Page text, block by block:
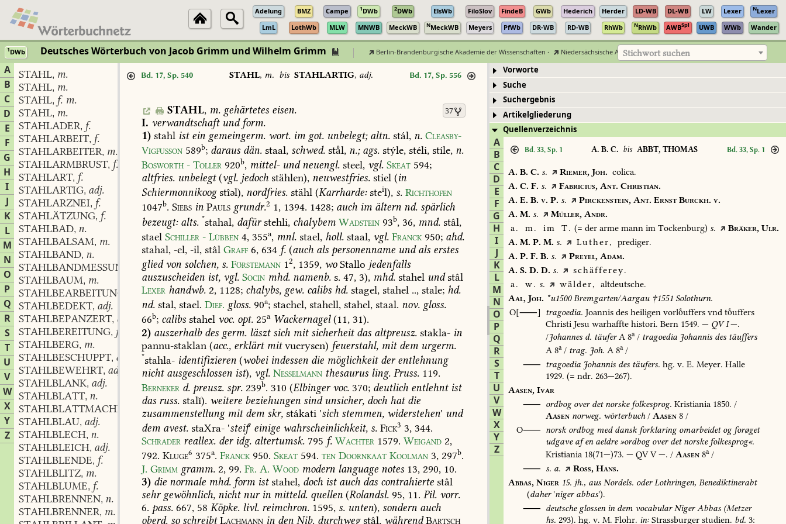
Adelung BMZ Campe 1DWb 2DWb ElsWb FiloSlov FindeB GWb Hederich Herder LD-WB DL-WB LW Lexer NLexer
LmL
LothWb MLW MNWB MeckWB NMeckWB Meyers PfWb DR-WB RD-WB RhWb NRhWb AWBSpl UWB WWb Wander
1DWb Deutsches Wörterbuch von Jacob Grimm und Wilhelm Grimm Berlin-Brandenburgische Akademie der Wissenschaften · Niedersächsische Akademie der Wissenschaften zu Göttingen
Stichwort suchen
A
B
C
D
E
F
G
H
I
J
K
L
M
N
O
P
Q
R
S
T
U
V
W
X
Y
Z
STAHL, m.
STAHL, m.
STAHL, f. m.
STAHL, m.
STAHLADER, f.
STAHLARBEIT, f.
STAHLARBEITER, m.
STAHLARMBRUST, f.
STAHLART, f.
STAHLARTIG, adj.
STAHLARZNEI, f.
STAHLÄTZUNG, f.
STAHLBAD, n.
STAHLBALSAM, m.
STAHLBAND, n.
STAHLBANDMESSUNG
STAHLBAUM, m.
STAHLBEARBEITUNG
STAHLBEDEKT, adj.
STAHLBEPANZERT, adj.
STAHLBEREITUNG, f.
STAHLBERG, m.
STAHLBESCHUPPT, adj.
STAHLBEWEHRT, adj.
STAHLBLANK, adj.
STAHLBLATT, n.
STAHLBLATTMACHER
m.
STAHLBLAU, adj.
STAHLBLECH, n.
STAHLBLEICH, adj.
STAHLBLENDE, f.
STAHLBLITZ, m.
STAHLBLUME, f.
STAHLBRENNEN, n.
STAHLBRENNER, m.
Bd. 17, Sp. 540 STAHL, m. bis STAHLARTIG, adj. Bd. 17, Sp. 556
37
STAHL, m. gehärteteseisen.
I. verwandtschaftundform.
1) stahl istein gemeingerm. wort. im got. unbelegt;altn. stál, n. Cleasby-
Vigfusson 589b; daraus dän. staal, schwed. stl, n.;ags. stýle, stéli, stíle, n.
Bosworth - Toller 920b, mittel-undneuengl. steel, vgl. Skeat 594;
altfries. unbelegt(vgl. jedoch stählen), neuwestfries. stiel (in
Schiermonnikoogstîəl), nordfries. stähl (Karrharde:steil), s. Richthofen
1047b. Siebs in Pauls grundr.2 1, 1394. 1428; auch im ältern nd. spärlich
bezeugt:alts. *stahal, dafürstehli, chalybem Wadstein 93b, 36, mnd. stâl,
stael Schiller - Lübben 4, 355a, mnl. stael, holl. staal, vgl. Franck 950; ahd.
stahal, -el, -il, stâl Graff 6, 634 f. (auch als personenname undals erstes
gliedvon solchen, s. Förstemann 12, 1359, woStallo jedenfalls
auszuscheiden ist, vgl. Socin mhd. namenb. s. 47, 3), mhd. stahel undstâl
Lexer handwb. 2, 1128; chalybs, gew. calibs hd. stagel, stahel .., stale; hd.
nd. stal, stael. Dief. gloss. 90a; stachel, stahell, stahel, staal. nov. gloss.
66b; calibs stahel voc. opt. 25a Wackernagel(11, 31).
2) auszerhalbdes germ. läsztsich mitsicherheitdas altpreusz. stakla- in
pannu-staklan (acc., erklärtmitvuerysen) feuerstahl, mitdem urgerm.
*stahla- identifizieren (wobeiindessen die möglichkeitderentlehnung
nichtausgeschlossen ist), vgl. Nesselmann thesaurus ling. Pruss. 119.
Berneker d. preusz. spr. 239b. 310 (Elbingervoc. 370; deutlich entlehntist
das russ. stalĭ). weitere beziehungen sindunsicher, doch hatdie
zusammenstellungmitdem skr, stákati 'sich stemmen, widerstehen' und
dem avest. staΧra- 'steif' einige wahrscheinlichkeit, s. Fick3 3, 344.
Schrader reallex. deridg. altertumsk. 795 f. Wachter 1579. Weigand 2,
792. Kluge6 375a. Franck 950. Skeat 594. ten Doornkaat Koolman 3, 297b.
J. Grimm gramm. 2, 99. Fr. A. Wood modern language notes 13, 290, 10.
3) die normale mhd. form iststahel, doch istauch das contrahierte stâl
sehrgewöhnlich, nichtnurin mitteld. quellen (Rolandsl. 95, 11. Pil. vorr.
6. pass. 667, 58 Köpke. livl. reimchron. 1595, s. unten), sondern auch
oberd. soschreibt Lachmann in den Nib. durchwegstâl, während Bartsch
Vorworte
Suche
Suchergebnis
Artikelgliederung
Quellenverzeichnis
A
B
C
D
E
F
G
H
I
J
K
L
M
N
O
P
Q
R
S
T
U
V
W
X
Y
Z
Bd. 33, Sp. 1 A. B. C. bis ABBT, THOMAS Bd. 33, Sp. 1
A. B. C. s. Riemer, Joh. colica.
A. C. F. s. Fabricius, Ant. Christian.
A. E. B. v. P. s. Pirckenstein, Ant. ErnstBurckh. v.
A. M. s. Müller, Andr.
a.
m. im T. (= der arme mann im Tockenburg) s. Bräker, Ulr.
A. M. P. M. s. Luther,
prediger.
A. P. F. B. s. Preyel, Adam.
A. S. D. D. s.
schäfferey.
a.
w. s. wälder,
altdeutsche.
Aal, Joh. *u1500Bremgarten/Aargau†1551 Solothurn.
O[⸺]
tragoedia. Joannis des heiligen vorluffers vnd tuffers
Christi Jesu warhaffte histori. Bern 1549. — QVI—.
/Johannes d. täuferA 8a/ tragoedia Johannis des täuffers
A 8a/ trag. Joh. A 8a/
⸺ tragoedia Johannis des täufers. hg. v. E. Meyer. Halle
1929. (= ndr. 263—267).
Aasen, Ivar
⸺ ordbogoverdetnorskefolkesprog. Kristiania 1850. /
Aasen norweg. wörterbuch/ Aasen 8 /
O⸺ norskordbogmeddanskforklaringomarbeidetogforøget
udgaveafenaeldre»ordbogoverdetnorskefolkesprog«.
Kristiania 18(71—)73. — QVV—. / Aasen 8a/
⸺ s. a. Ross, Hans.
Abbas, Niger 15. jh., aus Nordels. oderLothringen, Benediktinerabt
(daher'nigerabbas').
⸺ deutscheglossenindem vocabularNigerAbbas (Metzer
hs. 293). hg. v. M. Flohr. in: Strassburger studien. bd. 3: